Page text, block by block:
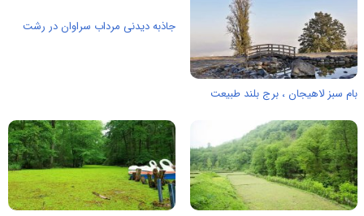
بام سبز لاهیجان ، برج بلند طبیعت
جاذبه دیدنی مرداب سراوان در رشت